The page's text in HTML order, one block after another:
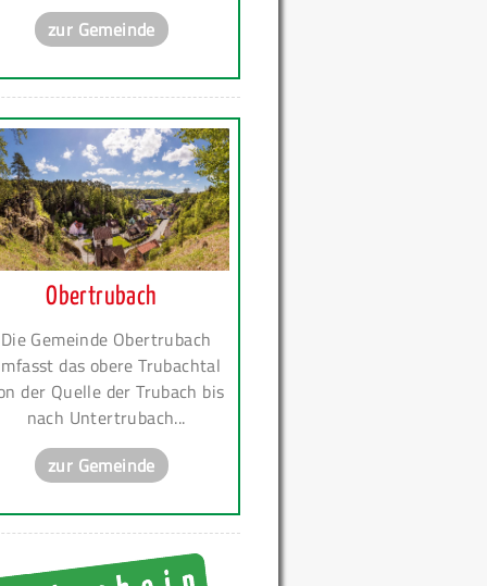
zur Gemeinde
Obertrubach
Die Gemeinde Obertrubach
das obere Trubachtal
der Quelle der Trubach bis
nach Untertrubach...
zur Gemeinde